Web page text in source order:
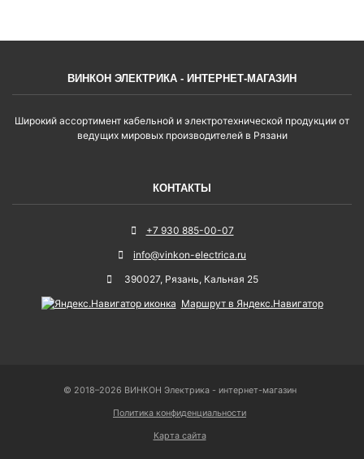
ВИНКОН ЭЛЕКТРИКА - ИНТЕРНЕТ-МАГАЗИН
Широкий ассортимент кабельной и электротехнической продукции от
ведущих мировых производителей в Рязани
КОНТАКТЫ
+7 930 885-00-07
info@vinkon-electrica.ru
390027, Рязань, Кальная 25
Маршрут в Яндекс.Навигатор
© 2018–2026 ВИНКОН Электрика - интернет-магазин
Политика конфиденциальности
Карта сайта